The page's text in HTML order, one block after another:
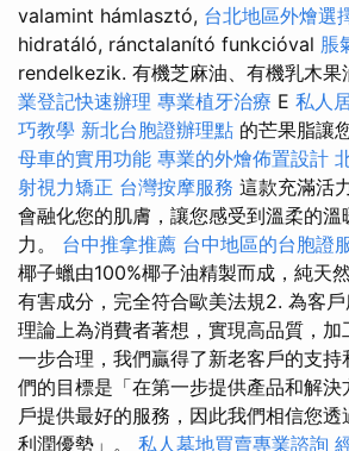
valamint hámlasztó, 台北地區外燴選
hidratáló, ránctalanító funkcióval 脹
rendelkezik. 有機芝麻油、有機乳木果
業登記快速辦理 專業植牙治療 E 私人
巧教學 新北台胞證辦理點 的芒果脂讓
母車的實用功能 專業的外燴佈置設計
射視力矯正 台灣按摩服務 這款充滿活
會融化您的肌膚，讓您感受到溫柔的溫
力。 台中推拿推薦 台中地區的台胞證
椰子蠟由100%椰子油精製而成，純天
有害成分，完全符合歐美法規2. 為客戶
理論上為消費者著想，實現高品質，加
一步合理，我們贏得了新老客戶的支
們的目標是「在第一步提供產品和解決
戶提供最好的服務，因此我們相信您
利潤優勢」。 私人墓地買賣專業諮詢